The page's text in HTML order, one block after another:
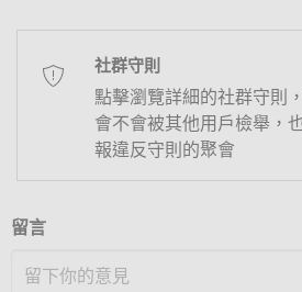
社群守則
點擊瀏覽詳細的社群守則
會不會被其他用戶檢舉，
報違反守則的聚會
留言